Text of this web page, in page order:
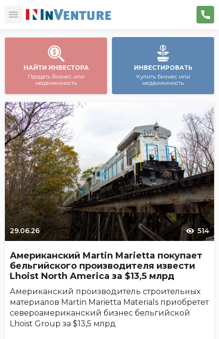
НАЙТИ ИНВЕСТОРА
Продать бизнес или
недвижимость
ИНВЕСТИРОВАТЬ
Купить бизнес или
недвижимость
29.06.26 514
Американский Martin Marietta покупает
бельгийского производителя извести
Lhoist North America за $13,5 млрд
Американский производитель строительных
материалов Martin Marietta Materials приобретет
североамериканский бизнес бельгийской
Lhoist Group за $13,5 млрд